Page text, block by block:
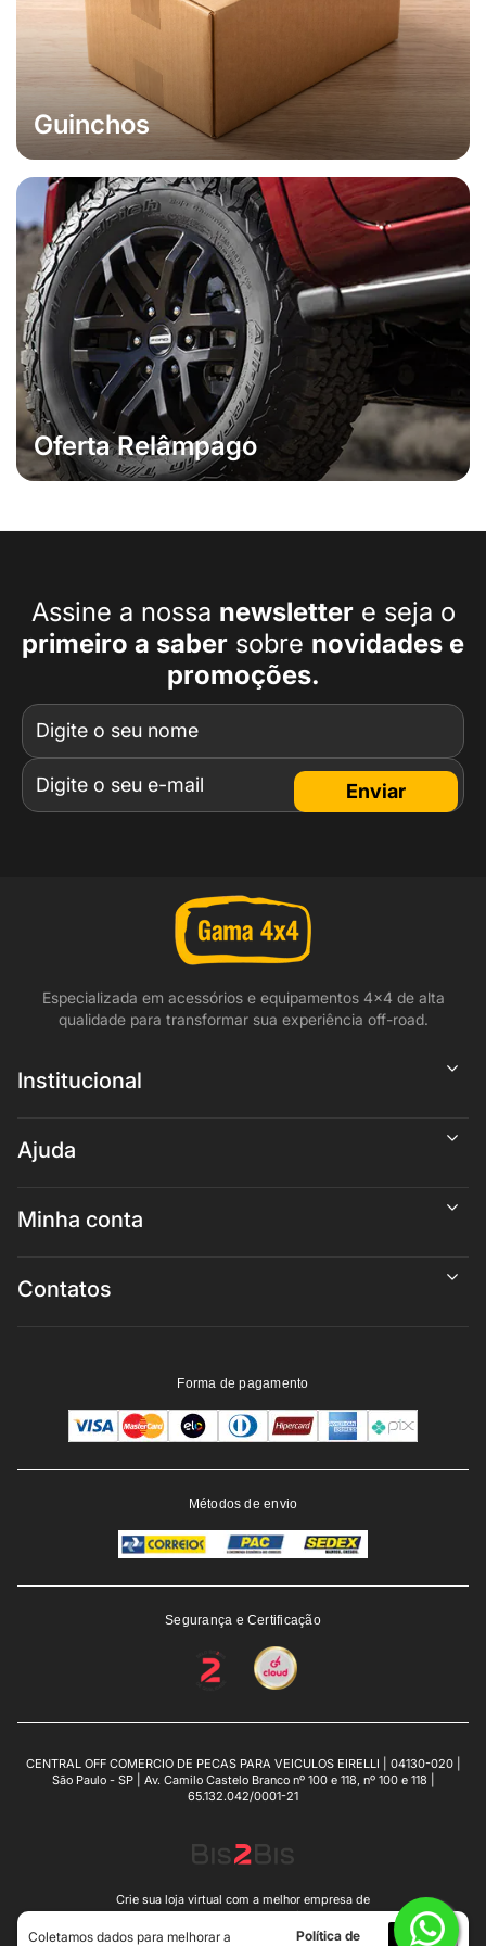
Coletamos dados para melhorar a
Política de
Eu
Guinchos
Oferta Relâmpago
Assine a nossa newslettere seja o
primeiro a saber sobre novidades e
promoções.
Enviar
Especializada em acessórios e equipamentos 4x4 de alta
qualidade para transformar sua experiência off-road.
Institucional
Ajuda
Minha conta
Contatos
Forma de pagamento
Métodos de envio
Segurança e Certificação
CENTRAL OFF COMERCIO DE PECAS PARA VEICULOS EIRELLI | 04130-020 |
São Paulo - SP | Av. Camilo Castelo Branco nº 100 e 118, nº 100 e 118 |
65.132.042/0001-21
Crie sua loja virtual com a melhor empresa de
e-commerce do Brasil.